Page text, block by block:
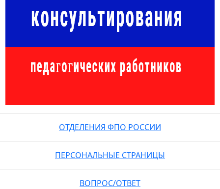
ОТДЕЛЕНИЯ ФПО РОССИИ
ПЕРСОНАЛЬНЫЕ СТРАНИЦЫ
ВОПРОС/ОТВЕТ